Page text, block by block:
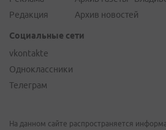
Редакция
Архив новостей
Социальные сети
vkontakte
Одноклассники
Телеграм
На данном сайте распространяется